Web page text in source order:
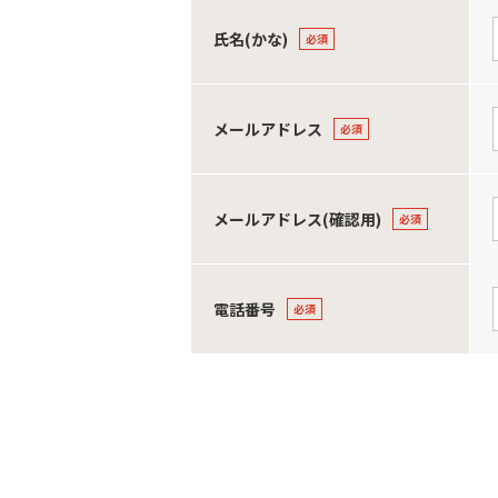
氏名(かな)
メールアドレス
メールアドレス(確認用)
電話番号